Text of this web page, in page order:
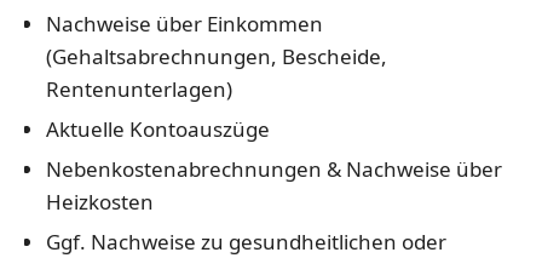
Nachweise über Einkommen
(Gehaltsabrechnungen, Bescheide,
Rentenunterlagen)
Aktuelle Kontoauszüge
Nebenkostenabrechnungen & Nachweise über
Heizkosten
Ggf. Nachweise zu gesundheitlichen oder